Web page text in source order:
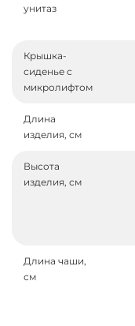
унитаз
Крышка-
сиденье с
микролифтом
Длина
изделия, см
Высота
изделия, см
Длина чаши,
см